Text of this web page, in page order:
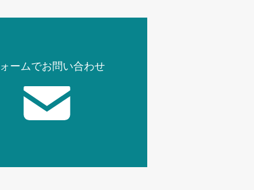
ームでお問い合わせ